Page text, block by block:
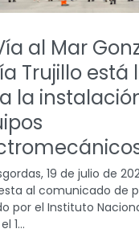
al Mar
Trujillo está
la
19 de julio de
al comunicado de
por el Instituto
1...